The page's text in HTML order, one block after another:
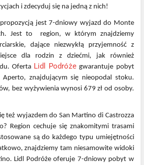
i zdecyduj się na jedną z nich!
jest 7-dniowy wyjazd do Monte
Jest to region, w którym znajdziemy
dające niezwykłą przyjemność z
dla rodzin z dziećmi, jak również
Oferta Lidl Podróże gwarantuje pobyt
Aperto, znajdującym się nieopodal stoku.
bez wyżywienia wynosi 679 zł od osoby.
też wyjazdem do San Martino di Castrozza
Region cechuje się znakomitymi trasami
są do każdego typu umiejętności
znajdziemy tam niesamowite widoki
Lidl Podróże oferuje 7-dniowy pobyt w